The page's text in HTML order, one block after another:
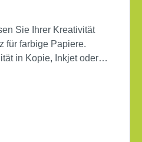
Sie Ihrer Kreativität
für farbige Papiere.
in Kopie, Inkjet oder